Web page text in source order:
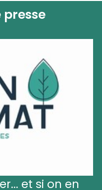
et si on en